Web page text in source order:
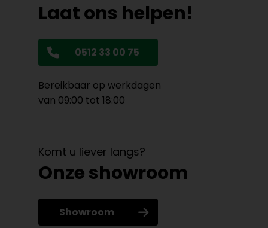
Laat ons helpen!
0512 33 00 75
Bereikbaar op werkdagen
van 09:00 tot 18:00
Komt u liever langs?
Onze showroom
Showroom